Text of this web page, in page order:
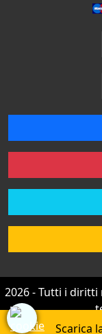
2026 - Tutti i diritti
Scarica